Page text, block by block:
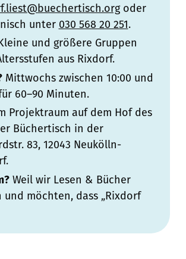
oder
unter 030 568 20 251.
und größere Gruppen
aus Rixdorf.
Mittwochs zwischen 10:00 und
60–90 Minuten.
Projektraum auf dem Hof des
Büchertisch in der
83, 12043 Neukölln-
Weil wir Lesen & Bücher
und möchten, dass „Rixdorf